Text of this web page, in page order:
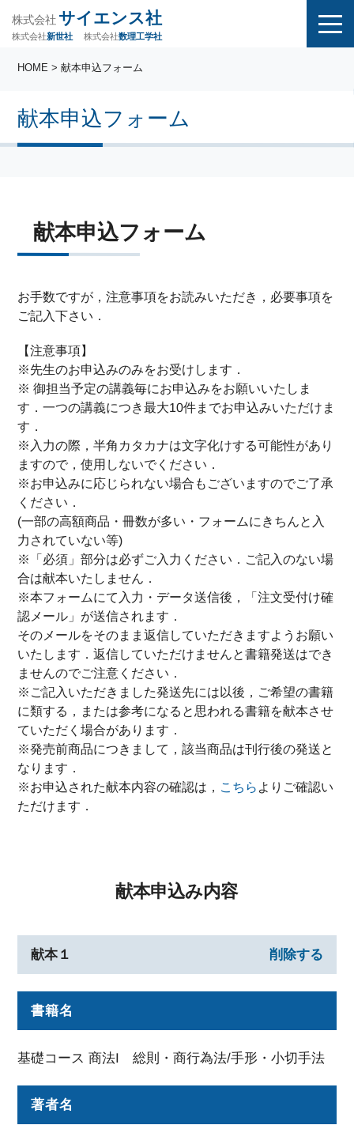
株式会社 サイエンス社
株式会社新世社 株式会社数理工学社
献本申込フォーム
HOME > 献本申込フォーム
献本申込フォーム
お手数ですが，注意事項をお読みいただき，必要事項を
ご記入下さい．
【注意事項】
※先生のお申込みのみをお受けします．
※ 御担当予定の講義毎にお申込みをお願いいたしま
す．一つの講義につき最大10件までお申込みいただけま
す．
※入力の際，半角カタカナは文字化けする可能性があり
ますので，使用しないでください．
※お申込みに応じられない場合もございますのでご了承
ください．
(一部の高額商品・冊数が多い・フォームにきちんと入
力されていない等)
※「必須」部分は必ずご入力ください．ご記入のない場
合は献本いたしません．
※本フォームにて入力・データ送信後，「注文受付け確
認メール」が送信されます．
そのメールをそのまま返信していただきますようお願い
いたします．返信していただけませんと書籍発送はでき
ませんのでご注意ください．
※ご記入いただきました発送先には以後，ご希望の書籍
に類する，または参考になると思われる書籍を献本させ
ていただく場合があります．
※発売前商品につきまして，該当商品は刊行後の発送と
なります．
※お申込された献本内容の確認は， こちら よりご確認い
ただけます．
献本申込み内容
献本１ 削除する
書籍名
基礎コース 商法I 総則・商行為法/手形・小切手法
著者名